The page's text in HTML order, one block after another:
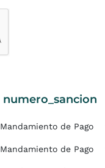
numero_sancion
Mandamiento de Pago
Mandamiento de Pago